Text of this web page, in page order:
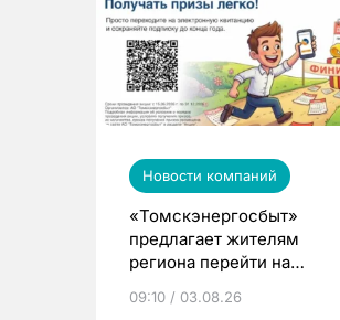
Новости компаний
«Томскэнергосбыт»
предлагает жителям
региона перейти на
выиграть призы
09:10 / 03.08.26